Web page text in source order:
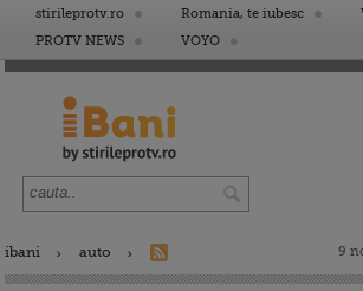
stirileprotv.ro Romania, te iubesc
PROTV NEWS
VOYO
ibani auto
9